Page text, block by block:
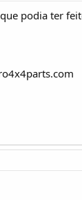
podia ter